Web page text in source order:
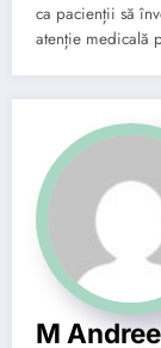
ca pacienții să
atenție medicală
M